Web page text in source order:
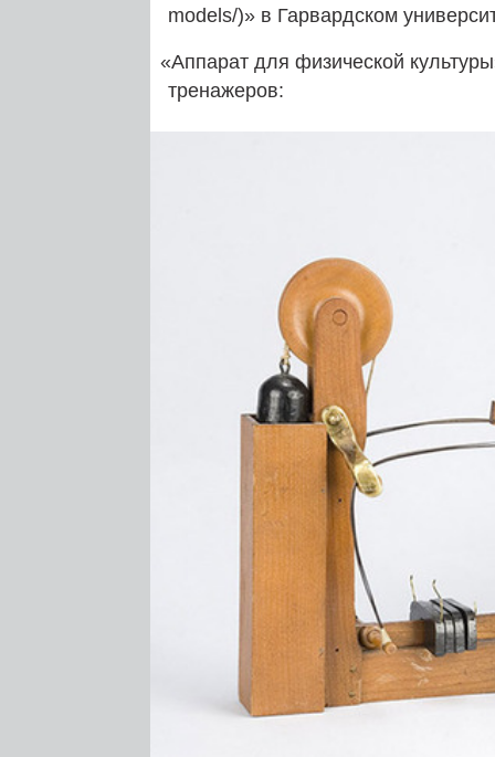
models/)» в Гарвардском
«Аппарат для физической
тренажеров: